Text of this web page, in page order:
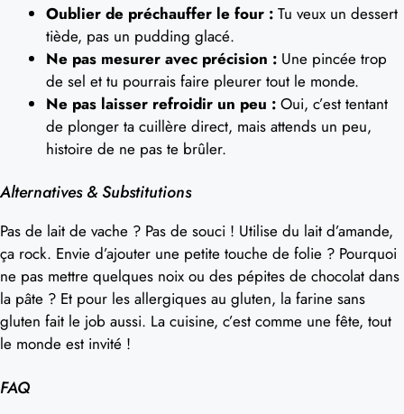
Oublier de préchauffer le four : Tu veux un dessert
tiède, pas un pudding glacé.
Ne pas mesurer avec précision : Une pincée trop
de sel et tu pourrais faire pleurer tout le monde.
Ne pas laisser refroidir un peu : Oui, c’est tentant
de plonger ta cuillère direct, mais attends un peu,
histoire de ne pas te brûler.
Alternatives & Substitutions
Pas de lait de vache ? Pas de souci ! Utilise du lait d’amande,
ça rock. Envie d’ajouter une petite touche de folie ? Pourquoi
ne pas mettre quelques noix ou des pépites de chocolat dans
la pâte ? Et pour les allergiques au gluten, la farine sans
gluten fait le job aussi. La cuisine, c’est comme une fête, tout
le monde est invité !
FAQ